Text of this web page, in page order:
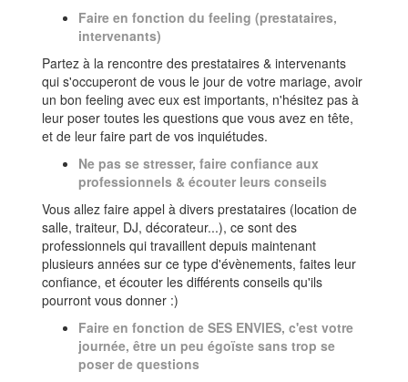
Faire en fonction du feeling (prestataires,
intervenants)
Partez à la rencontre des prestataires & intervenants
qui s'occuperont de vous le jour de votre mariage, avoir
un bon feeling avec eux est importants, n'hésitez pas à
leur poser toutes les questions que vous avez en tête,
et de leur faire part de vos inquiétudes.
Ne pas se stresser, faire confiance aux
professionnels & écouter leurs conseils
Vous allez faire appel à divers prestataires (location de
salle, traiteur, DJ, décorateur...), ce sont des
professionnels qui travaillent depuis maintenant
plusieurs années sur ce type d'évènements, faites leur
confiance, et écouter les différents conseils qu'ils
pourront vous donner :)
Faire en fonction de SES ENVIES, c'est votre
journée, être un peu égoïste sans trop se
poser de questions